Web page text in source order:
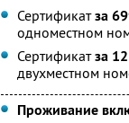
Сертификатза
одноместном
Сертификатза
двухместном
Проживание